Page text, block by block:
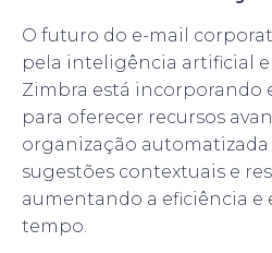
O futuro do e-mail
pela inteligência artificial
Zimbra está incorporando
para oferecer recursos
organização automatizada
sugestões contextuais e
aumentando a eficiência e
tempo.